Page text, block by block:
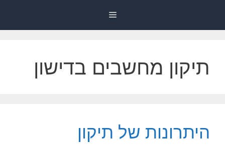
Menu
תיקון מחשבים בדישון
היתרונות של תיקון